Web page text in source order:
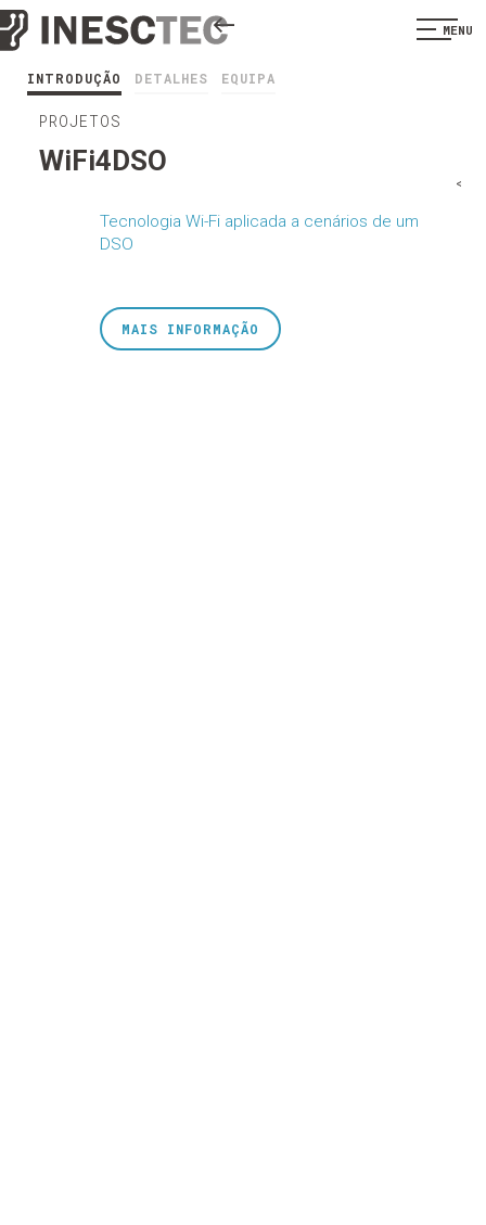
MENU
INTRODUÇÃO DETALHES EQUIPA
PROJETOS
WiFi4DSO
Tecnologia Wi-Fi aplicada a cenários de um
DSO
<
MAIS INFORMAÇÃO